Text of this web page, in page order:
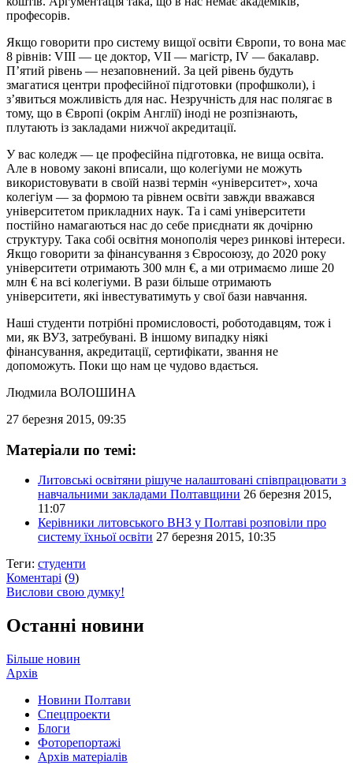
професорів.
Якщо говорити про систему вищої освіти Європи, то вона має
8 рівнів: VIII — це доктор, VII — магістр, IV — бакалавр.
П’ятий рівень — незаповнений. За цей рівень будуть
змагатися центри професійної підготовки (профшколи), і
з’явиться можливість для нас. Незручність для нас полягає в
тому, що в Європі (окрім Англії) іноді не розпізнають,
плутають із закладами нижчої акредитації.
У вас коледж — це професійна підготовка, не вища освіта.
Але в новому законі вписали, що колегіуми не можуть
використовувати в своїй назві термін «університет», хоча
колегіум — за формою та рівнем освіти завжди вважався
університетом прикладних наук. Та і самі університети
постійно намагаються нас до себе приєднати як дочірню
структуру. Така собі освітня монополія через ринкові інтереси.
Якщо говорити за фінансування з Євросоюзу, до 2020 року
університети отримають 300 млн €, а ми отримаємо лише 20
млн € на всі колегіуми. В рази більше отримають
університети, які інвестуватимуть у свої бази навчання.
Наші студенти потрібні промисловості, роботодавцям, тож і
ми, як ВУЗ, затребувані. В іншому випадку ніякі
фінансування, акредитації, сертифікати, звання не
допоможуть. Поки що нам це чудово вдається.
Людмила ВОЛОШИНА
27 березня 2015, 09:35
Матеріали по темі:
Литовські освітяни рішуче налаштовані співпрацювати з
навчальними закладами Полтавщини 26 березня 2015,
11:07
Керівники литовського ВНЗ у Полтаві розповіли про
систему їхньої освіти 27 березня 2015, 10:35
Теги: студенти
Коментарі (9)
Вислови свою думку!
Останні новини
Більше новин
Архів
Новини Полтави
Спецпроекти
Блоги
Фоторепортажі
Архів матеріалів